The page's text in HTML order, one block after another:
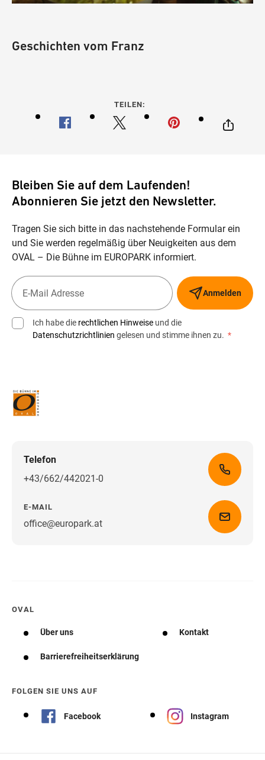
Geschichten vom Franz
TEILEN:
Bleiben Sie auf dem Laufenden!
Abonnieren Sie jetzt den Newsletter.
Tragen Sie sich bitte in das nachstehende Formular ein
und Sie werden regelmäßig über Neuigkeiten aus dem
OVAL – Die Bühne im EUROPARK informiert.
Anmelden
Ich habe die rechtlichen Hinweise und die
Datenschutzrichtlinien gelesen und stimme ihnen zu. *
Telefon
+43/662/442021-0
E-MAIL
office@europark.atWegbeschreibung erhalten
OVAL
Über uns Kontakt
Barrierefreiheitserklärung
FOLGEN SIE UNS AUF
Facebook Instagram